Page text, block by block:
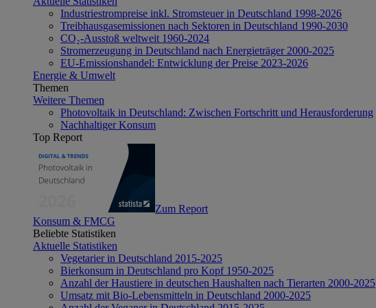
Industriestrompreise inkl. Stromsteuer in Deutschland 1998-2026
Treibhausgasemissionen nach Sektoren in Deutschland 1990-2030
CO₂-Ausstoß weltweit 1960-2024
Stromerzeugung in Deutschland nach Energieträger 2000-2025
EU-Emissionshandel: Entwicklung der Preise 2023-2026
Energie & Umwelt
Themen
Weitere Themen
Photovoltaik in Deutschland: Zwischen Fortschritt und Herausforderung
Nachhaltiger Konsum
Top Report
Zum Report
Konsum & FMCG
Beliebte Statistiken
Aktuelle Statistiken
Vegetarier in Deutschland 2015-2025
Bierkonsum in Deutschland pro Kopf 1950-2025
Anzahl der Haustiere in deutschen Haushalten nach Tierarten 2000-2025
Umsatz mit Bio-Lebensmitteln in Deutschland 2000-2025